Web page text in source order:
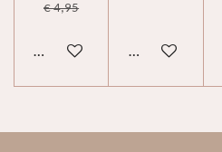
€ 4,95
Bekijk details Bekijk details